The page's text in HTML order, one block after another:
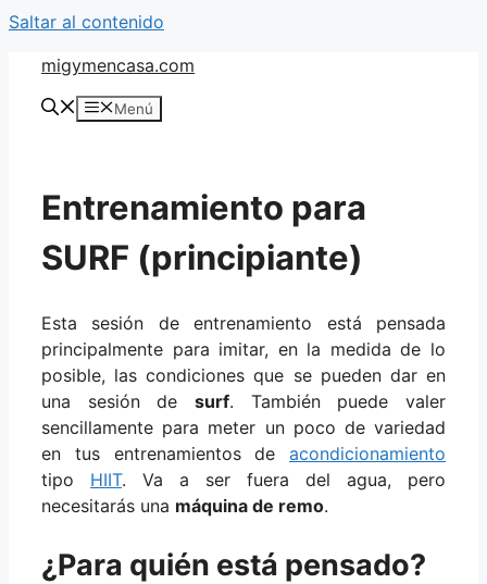
Saltar al contenido
migymencasa.com
Menú
Entrenamiento para
SURF (principiante)
Esta sesión de entrenamiento está pensada
principalmente para imitar, en la medida de lo
posible, las condiciones que se pueden dar en
una sesión de surf. También puede valer
sencillamente para meter un poco de variedad
en tus entrenamientos de acondicionamiento
tipo HIIT. Va a ser fuera del agua, pero
necesitarás una máquina de remo.
¿Para quién está pensado?